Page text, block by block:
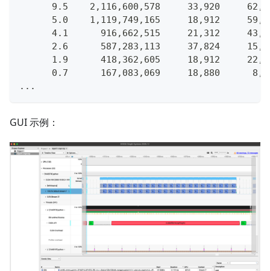
9.5    2,116,600,578     33,920
5.0    1,119,749,165     18,912
4.1      916,662,515     21,312
2.6      587,283,113     37,824
1.9      418,362,605     18,912
0.7      167,083,069     18,880
...
GUI 示例：